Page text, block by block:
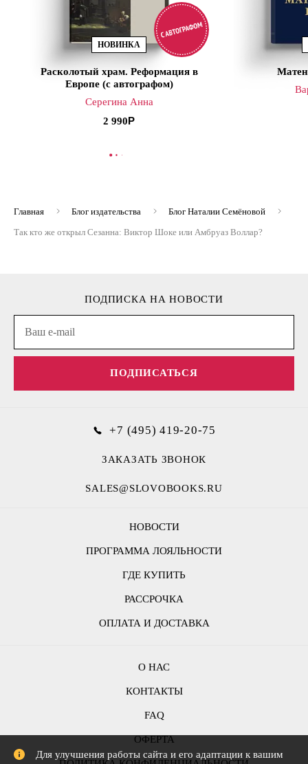
НОВИНКА
Расколотый храм. Реформация в
Европе (с автографом)
Серегина Анна
2 990
В КОРЗИНУ
Главная Блог издательства
Блог Наталии Семёновой
Так кто же открыл Сезанна: Виктор Шоке или Амбруаз Воллар?
НОВОСТИ
ПРОГРАММА ЛОЯЛЬНОСТИ
ГДЕ КУПИТЬ
РАССРОЧКА
ОПЛАТА И ДОСТАВКА
ПОДПИСКА НА НОВОСТИ
ПОДПИСАТЬСЯ
О НАС
КОНТАКТЫ
FAQ
ОФЕРТА
+7 (495) 419-20-75
ЗАКАЗАТЬ ЗВОНОК
SALES@SLOVOBOOKS.RU
Для улучшения работы сайта и его адаптации к вашим